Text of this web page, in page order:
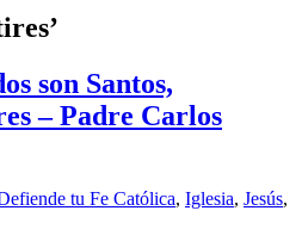
son Santos,
– Padre Carlos
tu Fe Católica, Iglesia, Jesús,